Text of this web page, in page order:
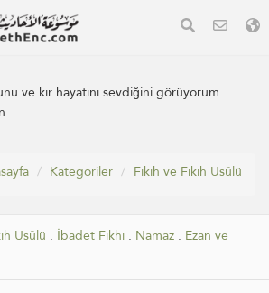
ve kır hayatını sevdiğini görüyorum.
Kategoriler Fıkıh ve Fıkıh Usûlü
Usûlü . İbadet Fıkhı . Namaz . Ezan ve